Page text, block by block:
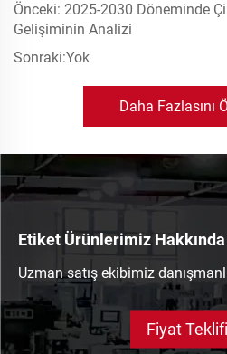
Önceki: 2025-2030 Döneminde
Gelişiminin Analizi
Sonraki:Yok
Daha Fazlasını
Etiket Ürünlerimiz Hakkında
Uzman satış ekibimiz
Fiyat